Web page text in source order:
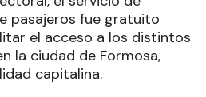
pasajeros fue gratuito
el acceso a los distintos
la ciudad de Formosa,
capitalina.